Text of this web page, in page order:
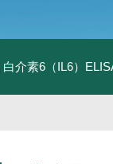
白介素6（IL6）